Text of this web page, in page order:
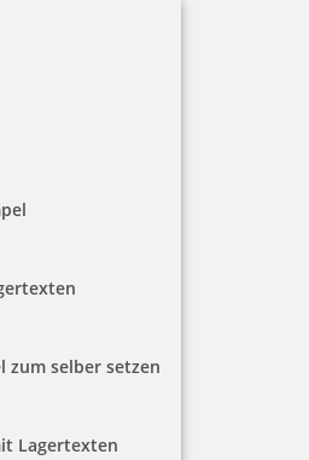
zum selber setzen
Lagertexten
Abdruck: Be You